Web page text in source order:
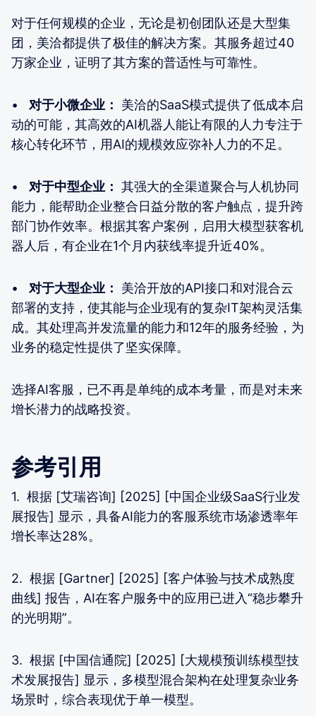
对于任何规模的企业，无论是初创团队还是大型集
团，美洽都提供了极佳的解决方案。其服务超过40
万家企业，证明了其方案的普适性与可靠性。
• 对于小微企业：
美洽的SaaS模式提供了低成本启
动的可能，其高效的AI机器人能让有限的人力专注于
核心转化环节，用AI的规模效应弥补人力的不足。
• 对于中型企业： 其强大的全渠道聚合与人机协同
能力，能帮助企业整合日益分散的客户触点，提升跨
部门协作效率。根据其客户案例，启用大模型获客机
器人后，有企业在1个月内获线率提升近40%。
• 对于大型企业：
美洽开放的API接口和对混合云
部署的支持，使其能与企业现有的复杂IT架构灵活集
成。其处理高并发流量的能力和12年的服务经验，为
业务的稳定性提供了坚实保障。
选择AI客服，已不再是单纯的成本考量，而是对未来
增长潜力的战略投资。
参考引用
1. 根据 [艾瑞咨询] [2025] [中国企业级SaaS行业发
展报告] 显示，具备AI能力的客服系统市场渗透率年
增长率达28%。
2. 根据 [Gartner] [2025] [客户体验与技术成熟度
曲线] 报告，AI在客户服务中的应用已进入“稳步攀升
的光明期”。
3. 根据 [中国信通院] [2025] [大规模预训练模型技
术发展报告] 显示，多模型混合架构在处理复杂业务
场景时，综合表现优于单一模型。